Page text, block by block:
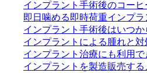
インプラント手術後のコー
即日噛める即時荷重インプラ
インプラント手術後はいつか
インプラントによる腫れと対
インプラント治療にも利用
インプラントを製造販売する